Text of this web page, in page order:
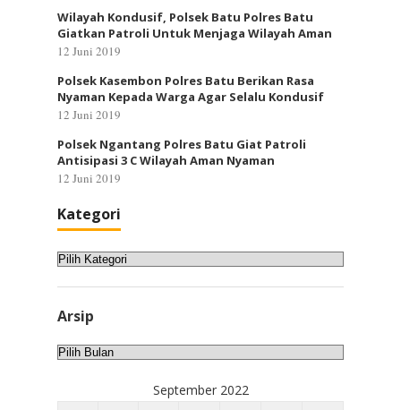
Wilayah Kondusif, Polsek Batu Polres Batu
Giatkan Patroli Untuk Menjaga Wilayah Aman
12 Juni 2019
Polsek Kasembon Polres Batu Berikan Rasa
Nyaman Kepada Warga Agar Selalu Kondusif
12 Juni 2019
Polsek Ngantang Polres Batu Giat Patroli
Antisipasi 3 C Wilayah Aman Nyaman
12 Juni 2019
Kategori
Kategori
Arsip
Arsip
September 2022